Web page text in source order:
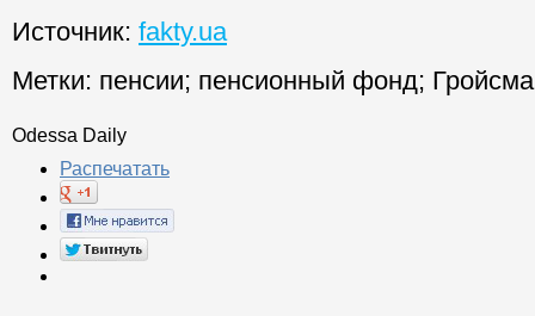
Источник: fakty.ua
Метки: пенсии; пенсионный фонд;
Odessa Daily
Распечатать